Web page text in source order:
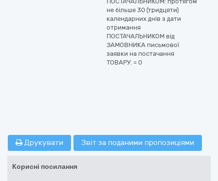
не більше 30 (тридцяти)
календарних днів з дати
отримання
ПОСТАЧАЛЬНИКОМ від
ЗАМОВНИКА письмової
заявки на постачання
ТОВАРУ.= 0
Друкувати Звіт за поданими пропозиціями
Корисні посилання